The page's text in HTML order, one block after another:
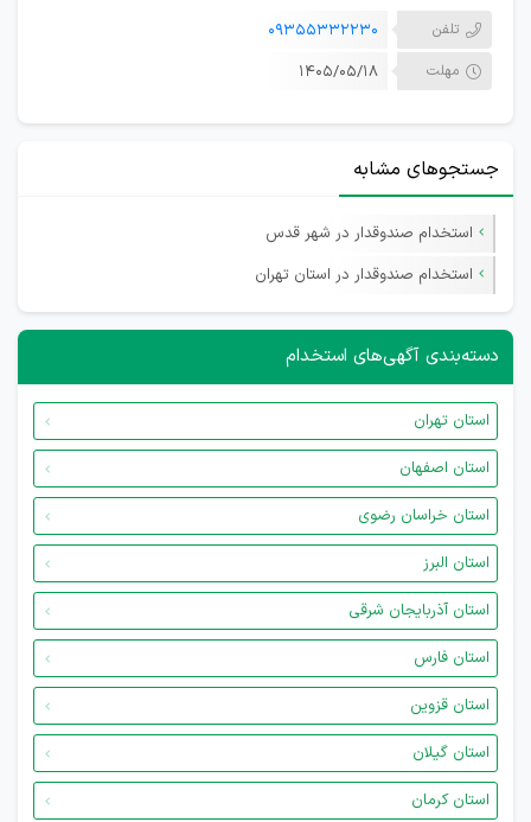
تلفن 09355332230
مهلت ۱۴۰۵/۰۵/۱۸
جستجوهای مشابه
استخدام صندوقدار در شهر قدس
استخدام صندوقدار در استان تهران
دسته‌بندی آگهی‌های استخدام
استان تهران
استان اصفهان
استان خراسان رضوی
استان البرز
استان آذربایجان شرقی
استان فارس
استان قزوین
استان گیلان
استان کرمان